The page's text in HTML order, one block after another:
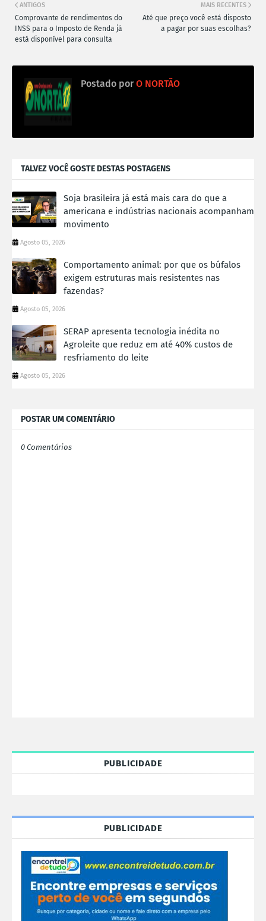
MAIS RECENTES
Até que preço você está disposto
a pagar por suas escolhas?
ANTIGOS
Comprovante de rendimentos do
INSS para o Imposto de Renda já
está disponível para consulta
Postado por O NORTÃO
TALVEZ VOCÊ GOSTE DESTAS POSTAGENS
Soja brasileira já está mais cara do que a
americana e indústrias nacionais acompanham
movimento
Agosto 05, 2026
Comportamento animal: por que os búfalos
exigem estruturas mais resistentes nas
fazendas?
Agosto 05, 2026
SERAP apresenta tecnologia inédita no
Agroleite que reduz em até 40% custos de
resfriamento do leite
Agosto 05, 2026
POSTAR UM COMENTÁRIO
0 Comentários
PUBLICIDADE
PUBLICIDADE